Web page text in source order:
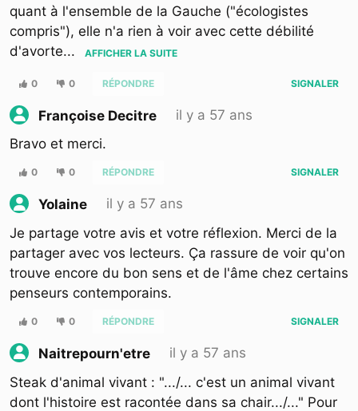
quant à l'ensemble de la Gauche ("écologistes
compris"), elle n'a rien à voir avec cette débilité
d'avorte... AFFICHER LA SUITE
0 0 RÉPONDRE SIGNALER
Françoise Decitre
il y a 57 ans
Bravo et merci.
0 0 RÉPONDRE SIGNALER
Yolaine
il y a 57 ans
Je partage votre avis et votre réflexion. Merci de la
partager avec vos lecteurs. Ça rassure de voir qu'on
trouve encore du bon sens et de l'âme chez certains
penseurs contemporains.
0 0 RÉPONDRE SIGNALER
Naitrepourn'etre
il y a 57 ans
Steak d'animal vivant : ".../... c'est un animal vivant
dont l'histoire est racontée dans sa chair.../..." Pour